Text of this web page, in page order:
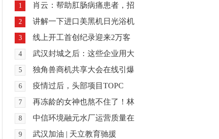
1 肖云：帮助肛肠病痛患者，招
2 讲解一下进口美黑机日光浴机
3 线上开工首创纪录迎来2万客
4 武汉封城之后：这些企业用大
5 独角兽商机共享大会在线引爆
6 疫情过后，头部项目TOPC
7 再冻龄的女神也熬不住了！林
8 中信环境融元水厂运营质量在
9 武汉加油 | 天立教育驰援